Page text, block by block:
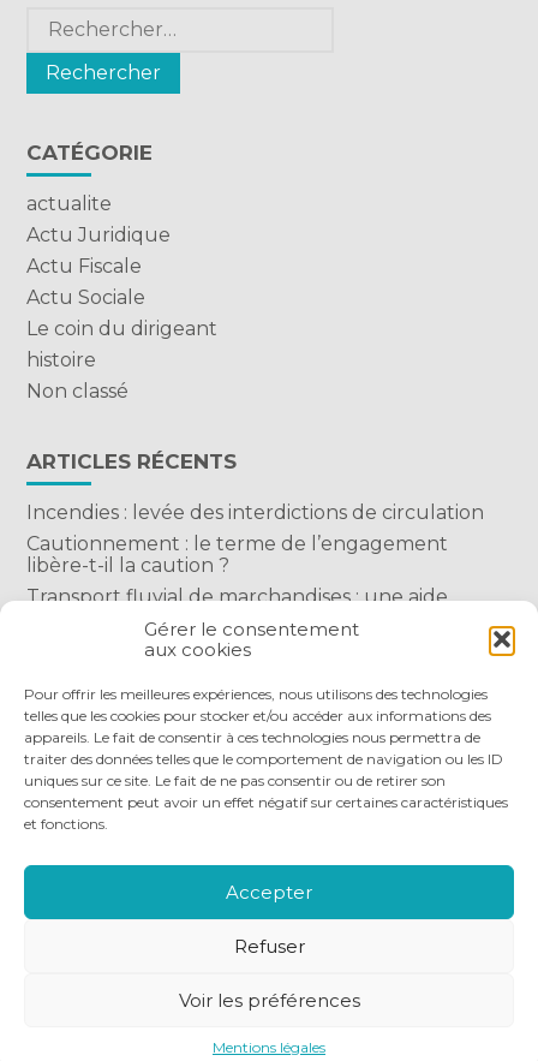
Gérer le consentement
aux cookies
Pour offrir les meilleures expériences, nous utilisons des technologies
telles que les cookies pour stocker et/ou accéder aux informations des
appareils. Le fait de consentir à ces technologies nous permettra de
traiter des données telles que le comportement de navigation ou les ID
uniques sur ce site. Le fait de ne pas consentir ou de retirer son
consentement peut avoir un effet négatif sur certaines caractéristiques
et fonctions.
Accepter
Refuser
Voir les préférences
Mentions légales
Rechercher :
CATÉGORIE
actualite
Actu Juridique
Actu Fiscale
Actu Sociale
Le coin du dirigeant
histoire
Non classé
ARTICLES RÉCENTS
Incendies : levée des interdictions de circulation
Cautionnement : le terme de l’engagement
libère-t-il la caution ?
Transport fluvial de marchandises : une aide
financière bienvenue
Succession : les donations du parent renonçant
Principale
NOS OUTILS DIGITAUX
NOUS REJOINDRE
NOUS CONTACTER
MENTIONS LÉGALES
CONCEPTION ET RÉALISATION CLASSE 7